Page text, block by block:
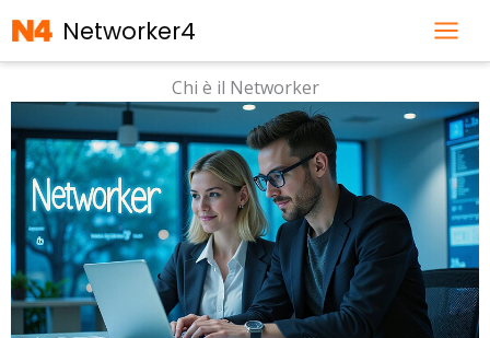
al
contenuto
Networker4
Chi è il Networker